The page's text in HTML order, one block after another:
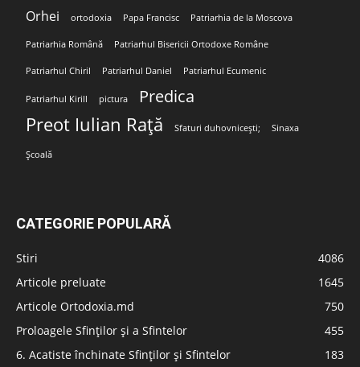
Orhei ortodoxia Papa Francisc Patriarhia de la Moscova
Patriarhia Română Patriarhul Bisericii Ortodoxe Române
Patriarhul Chiril Patriarhul Daniel Patriarhul Ecumenic
Patriarhul Kirill pictura Predica
Preot Iulian Rață Sfaturi duhovnicești; Sinaxa
Școală
CATEGORIE POPULARĂ
Stiri
4086
Articole preluate
1645
Articole Ortodoxia.md
750
Proloagele Sfinților și a Sfintelor
455
6. Acatiste închinate Sfinților și Sfintelor
183